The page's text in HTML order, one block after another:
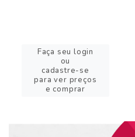
Faça seu login
ou
cadastre-se
para ver preços
e comprar